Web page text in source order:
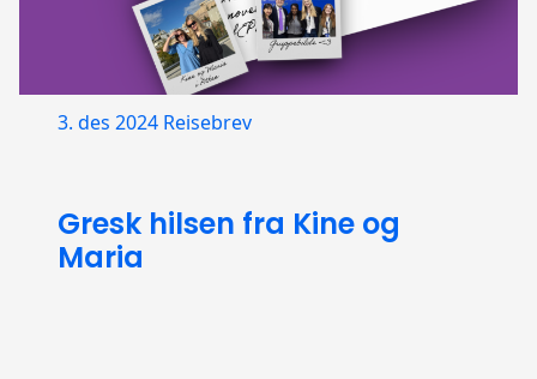
3. des 2024 Reisebrev
Gresk hilsen fra Kine og
Maria